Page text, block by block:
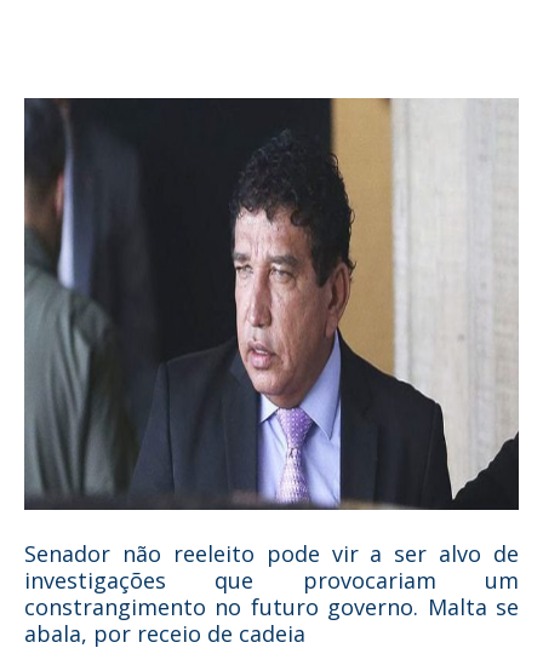
Senador não reeleito pode vir a ser alvo de
investigações que provocariam um
constrangimento no futuro governo. Malta se
abala, por receio de cadeia